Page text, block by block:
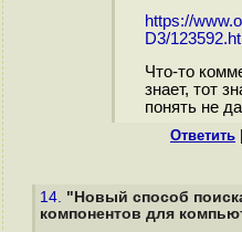
https://
D3/
Что-то
знает, тот
понять не
Ответить
14. "Новый способ
компонентов для